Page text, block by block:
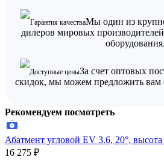
Гарантия качестваМы один из
дилеров мировых
оборудования.
Доступные ценыЗа счет оптовых
скидок, мы можем предложить вам
Рекомендуем посмотреть
Абатмент угловой EV 3.6, 20°,
16 275 ₽